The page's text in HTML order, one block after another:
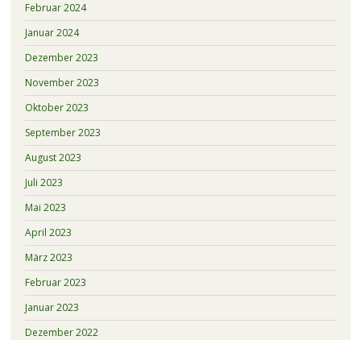
Februar 2024
Januar 2024
Dezember 2023
November 2023
Oktober 2023
September 2023
August 2023
Juli 2023
Mai 2023
April 2023
März 2023
Februar 2023
Januar 2023
Dezember 2022